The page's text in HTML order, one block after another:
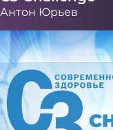
Антон Юрьев